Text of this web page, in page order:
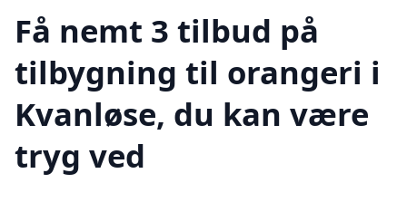
Få nemt 3 tilbud på
tilbygning til orangeri i
Kvanløse, du kan være
tryg ved